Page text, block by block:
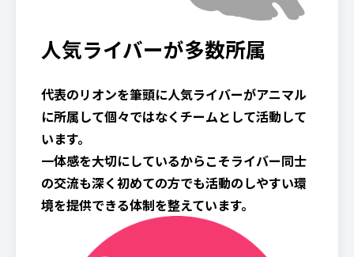
人気ライバーが多数所属
代表のリオンを筆頭に人気ライバーがアニマル
に所属して個々ではなくチームとして活動して
います。
一体感を大切にしているからこそライバー同士
の交流も深く初めての方でも活動のしやすい環
境を提供できる体制を整えています。